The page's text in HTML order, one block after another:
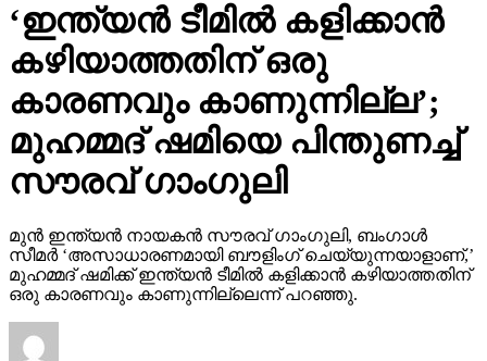
‘ഇന്ത്യന്‍ ടീമില്‍ കളിക്കാന്‍
കഴിയാത്തതിന് ഒരു
കാരണവും കാണുന്നില്ല’;
മുഹമ്മദ് ഷമിയെ പിന്തുണച്ച്
സൗരവ് ഗാംഗുലി
മുന്‍ ഇന്ത്യന്‍ നായകന്‍ സൗരവ് ഗാംഗുലി, ബംഗാള്‍
സീമര്‍ ‘അസാധാരണമായി ബൗളിംഗ് ചെയ്യുന്നയാളാണ്,’
മുഹമ്മദ് ഷമിക്ക് ഇന്ത്യന്‍ ടീമില്‍ കളിക്കാന്‍ കഴിയാത്തതിന്
ഒരു കാരണവും കാണുന്നില്ലെന്ന് പറഞ്ഞു.